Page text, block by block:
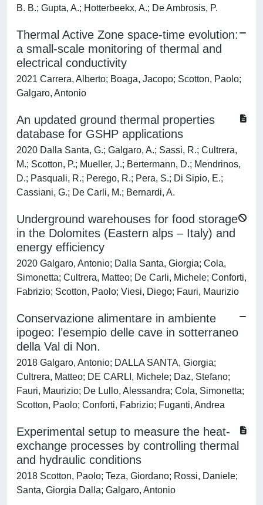
B. B.; Gupta, A.; Hotterbeekx, A.; De Ambrosis, P.
Thermal Active Zone space-time evolution:
a small-scale monitoring of thermal and
electrical conductivity
2021 Carrera, Alberto; Boaga, Jacopo; Scotton, Paolo;
Galgaro, Antonio
An updated ground thermal properties
database for GSHP applications
2020 Dalla Santa, G.; Galgaro, A.; Sassi, R.; Cultrera,
M.; Scotton, P.; Mueller, J.; Bertermann, D.; Mendrinos,
D.; Pasquali, R.; Perego, R.; Pera, S.; Di Sipio, E.;
Cassiani, G.; De Carli, M.; Bernardi, A.
Underground warehouses for food storage
in the Dolomites (Eastern alps – Italy) and
energy efficiency
2020 Galgaro, Antonio; Dalla Santa, Giorgia; Cola,
Simonetta; Cultrera, Matteo; De Carli, Michele; Conforti,
Fabrizio; Scotton, Paolo; Viesi, Diego; Fauri, Maurizio
Conservazione alimentare in ambiente
ipogeo: l’esempio delle cave in sotterraneo
della Val di Non.
2018 Galgaro, Antonio; DALLA SANTA, Giorgia;
Cultrera, Matteo; DE CARLI, Michele; Daz, Stefano;
Fauri, Maurizio; De Lullo, Alessandra; Cola, Simonetta;
Scotton, Paolo; Conforti, Fabrizio; Fuganti, Andrea
Experimental setup to measure the heat-
exchange processes by controlling thermal
and hydraulic conditions
2018 Scotton, Paolo; Teza, Giordano; Rossi, Daniele;
Santa, Giorgia Dalla; Galgaro, Antonio